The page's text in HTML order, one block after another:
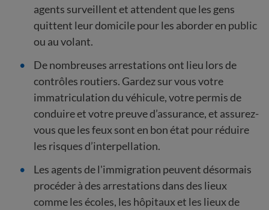
agents surveillent et attendent que les gens
quittent leur domicile pour les aborder en public
ou au volant.
De nombreuses arrestations ont lieu lors de
contrôles routiers. Gardez sur vous votre
immatriculation du véhicule, votre permis de
conduire et votre preuve d’assurance, et assurez-
vous que les feux sont en bon état pour réduire
les risques d’interpellation.
Les agents de l'immigration peuvent désormais
procéder à des arrestations dans des lieux
comme les écoles, les hôpitaux et les lieux de